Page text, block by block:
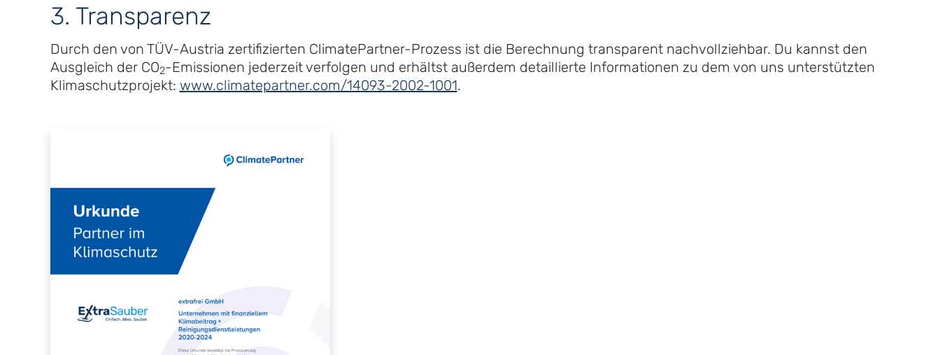
3. Transparenz
Durch den von TÜV-Austria zertifizierten ClimatePartner-Prozess ist die Berechnung transparent nachvollziehbar. Du kannst den
Ausgleich der CO2-Emissionen jederzeit verfolgen und erhältst außerdem detaillierte Informationen zu dem von uns unterstützten
Klimaschutzprojekt: www.climatepartner.com/14093-2002-1001.